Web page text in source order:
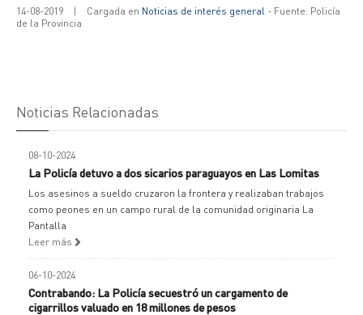
14-08-2019 | Cargada en Noticias de interés general - Fuente: Policía
de la Provincia
Noticias Relacionadas
08-10-2024
La Policía detuvo a dos sicarios paraguayos en Las Lomitas
Los asesinos a sueldo cruzaron la frontera y realizaban trabajos
como peones en un campo rural de la comunidad originaria La
Pantalla
Leer más
06-10-2024
Contrabando: La Policía secuestró un cargamento de
cigarrillos valuado en 18 millones de pesos